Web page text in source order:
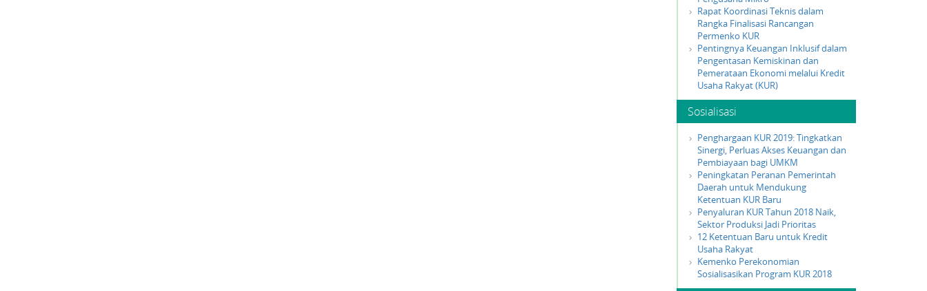
Rapat Koordinasi Teknis dalam
Rangka Finalisasi Rancangan
Permenko KUR
Pentingnya Keuangan Inklusif dalam
Pengentasan Kemiskinan dan
Pemerataan Ekonomi melalui Kredit
Usaha Rakyat (KUR)
Sosialisasi
Penghargaan KUR 2019: Tingkatkan
Sinergi, Perluas Akses Keuangan dan
Pembiayaan bagi UMKM
Peningkatan Peranan Pemerintah
Daerah untuk Mendukung
Ketentuan KUR Baru
Penyaluran KUR Tahun 2018 Naik,
Sektor Produksi Jadi Prioritas
12 Ketentuan Baru untuk Kredit
Usaha Rakyat
Kemenko Perekonomian
Sosialisasikan Program KUR 2018